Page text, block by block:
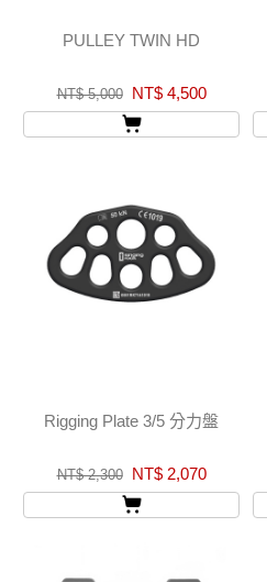
PULLEY TWIN HD
NT$ 5,000 NT$ 4,500
Rigging Plate 3/5 分力盤
NT$ 2,300 NT$ 2,070